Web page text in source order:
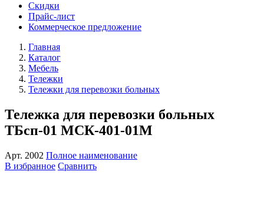
Скидки
Прайс-лист
Коммерческое предложение
Главная
Каталог
Мебель
Тележки
Тележки для перевозки больных
Тележка для перевозки больных
ТБсп-01 МСК-401-01М
Арт. 2002 Полное наименование
В избранное Сравнить